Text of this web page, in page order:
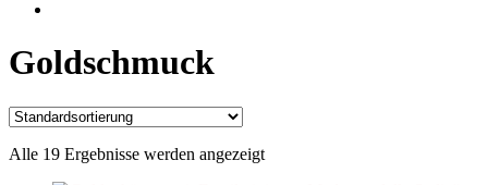
Goldschmuck
Alle 19 Ergebnisse werden angezeigt